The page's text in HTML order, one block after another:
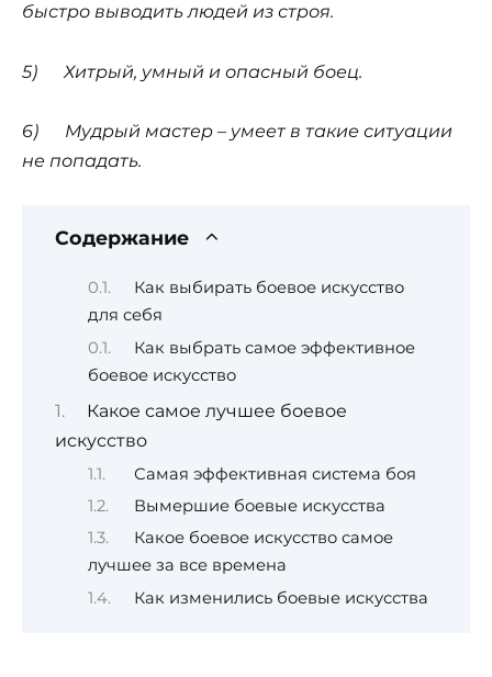
быстро выводить людей из строя.
5) Хитрый, умный и опасный боец.
6) Мудрый мастер – умеет в такие ситуации
не попадать.
Содержание
Как выбирать боевое искусство
для себя
Как выбрать самое эффективное
боевое искусство
Какое самое лучшее боевое
искусство
Самая эффективная система боя
Вымершие боевые искусства
Какое боевое искусство самое
лучшее за все времена
Как изменились боевые искусства